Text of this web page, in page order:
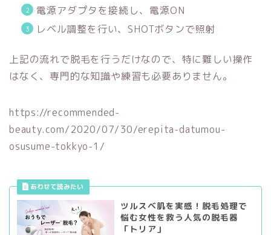
電源アダプタを接続し、電源ON
レベル調整を行い、SHOTボタンで照射
上記の流れで脱毛を行うだけなので、特に難しい操作
はなく、専門的な知識や練習も必要ありません。
https://recommended-
beauty.com/2020/07/30/erepita-datumou-
osusume-tokkyo-1/
ツルスベ肌を実感！脱毛処理で
悩む女性を救う人気の脱毛器
「トリア」